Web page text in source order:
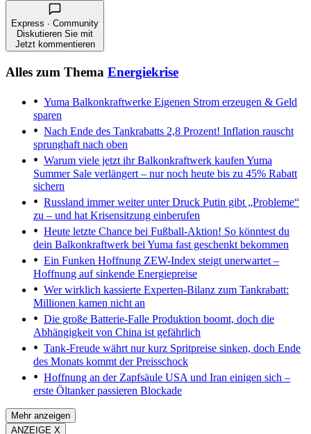
Express · Community
Diskutieren Sie mit
Jetzt kommentieren
Alles zum Thema Energiekrise
Yuma Balkonkraftwerke Eigenen Strom erzeugen & Geld
sparen
Nach Ende des Tankrabatts 2,8 Prozent! Inflation rauscht
sprunghaft nach oben
Warum viele jetzt ihr Balkonkraftwerk kaufen Yuma
Summer Sale verlängert – nur noch heute bis zu 45% Rabatt
sichern
Russland immer weiter unter Druck Putin gibt „Probleme“
zu – und hat Krisensitzung einberufen
Heute letzte Chance bei Fußball-Aktion! So könntest du
dein Balkonkraftwerk bei Yuma fast geschenkt bekommen
Ein Funken Hoffnung ZEW-Index steigt unerwartet –
Hoffnung auf sinkende Energiepreise
Wer wirklich kassierte Experten-Bilanz zum Tankrabatt:
Millionen kamen nicht an
Die große Batterie-Falle Produktion boomt, doch die
Abhängigkeit von China ist gefährlich
Tank-Freude währt nur kurz Spritpreise sinken, doch Ende
des Monats kommt der Preisschock
Hoffnung an der Zapfsäule USA und Iran einigen sich –
erste Öltanker passieren Blockade
Mehr anzeigen
ANZEIGE X